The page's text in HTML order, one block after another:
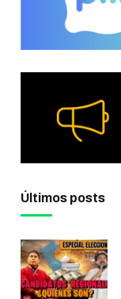
Últimos posts